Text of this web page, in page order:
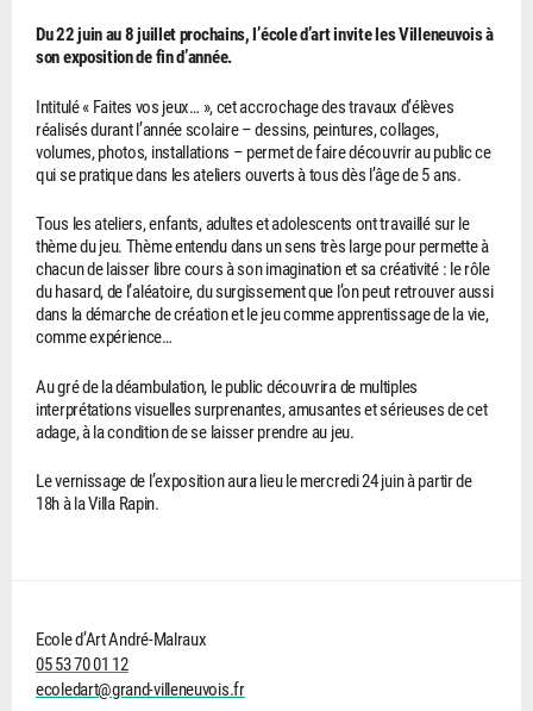
Du 22 juin au 8 juillet prochains, l’école d’art invite les Villeneuvois à
son exposition de fin d’année.
Intitulé « Faites vos jeux… », cet accrochage des travaux d’élèves
réalisés durant l’année scolaire – dessins, peintures, collages,
volumes, photos, installations – permet de faire découvrir au public ce
qui se pratique dans les ateliers ouverts à tous dès l’âge de 5 ans.
Tous les ateliers, enfants, adultes et adolescents ont travaillé sur le
thème du jeu. Thème entendu dans un sens très large pour permette à
chacun de laisser libre cours à son imagination et sa créativité : le rôle
du hasard, de l’aléatoire, du surgissement que l’on peut retrouver aussi
dans la démarche de création et le jeu comme apprentissage de la vie,
comme expérience…
Au gré de la déambulation, le public découvrira de multiples
interprétations visuelles surprenantes, amusantes et sérieuses de cet
adage, à la condition de se laisser prendre au jeu.
Le vernissage de l’exposition aura lieu le mercredi 24 juin à partir de
18h à la Villa Rapin.
Ecole d’Art André-Malraux
05 53 70 01 12
ecoledart@grand-villeneuvois.fr